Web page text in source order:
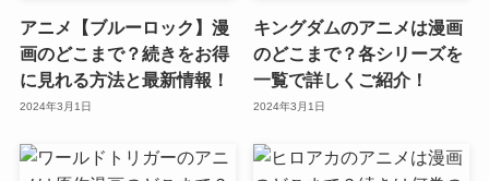
アニメ【ブルーロック】漫
画のどこまで？続きをお得
に見れる方法と最新情報！
2024年3月1日
キングダムのアニメは漫画
のどこまで？各シリーズを
一覧で詳しくご紹介！
2024年3月1日